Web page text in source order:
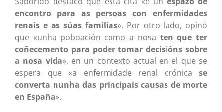
encontro para as persoas con enfermidades
renais e as súas familias». Por otro lado, opinó
que «unha poboación como a nosa ten que ter
coñecemento para poder tomar decisións sobre
a nosa vida», en un contexto actual en el que se
espera que «a enfermidade renal crónica se
converta nunha das principais causas de morte
en España».